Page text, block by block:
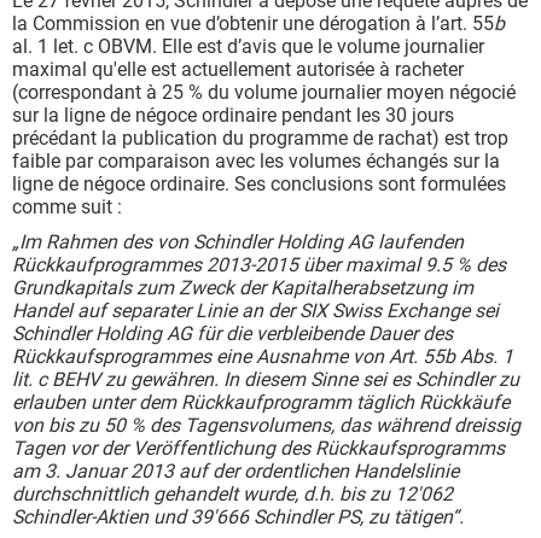
la Commission en vue d’obtenir une dérogation à l’art. 55b
al. 1 let. c OBVM. Elle est d’avis que le volume journalier
maximal qu'elle est actuellement autorisée à racheter
(correspondant à 25 % du volume journalier moyen négocié
sur la ligne de négoce ordinaire pendant les 30 jours
précédant la publication du programme de rachat) est trop
faible par comparaison avec les volumes échangés sur la
ligne de négoce ordinaire. Ses conclusions sont formulées
comme suit :
„Im Rahmen des von Schindler Holding AG laufenden
Rückkaufprogrammes 2013-2015 über maximal 9.5 % des
Grundkapitals zum Zweck der Kapitalherabsetzung im
Handel auf separater Linie an der SIX Swiss Exchange sei
Schindler Holding AG für die verbleibende Dauer des
Rückkaufsprogrammes eine Ausnahme von Art. 55b Abs. 1
lit. c BEHV zu gewähren. In diesem Sinne sei es Schindler zu
erlauben unter dem Rückkaufprogramm täglich Rückkäufe
von bis zu 50 % des Tagensvolumens, das während dreissig
Tagen vor der Veröffentlichung des Rückkaufsprogramms
am 3. Januar 2013 auf der ordentlichen Handelslinie
durchschnittlich gehandelt wurde, d.h. bis zu 12'062
Schindler-Aktien und 39'666 Schindler PS, zu tätigen“.